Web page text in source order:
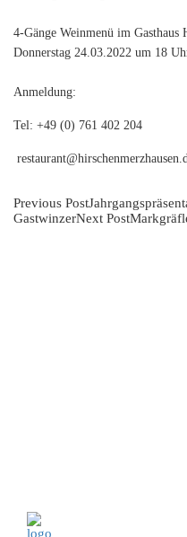
4-Gänge Weinmenü im Gasthaus
Donnerstag 24.03.2022 um 18
Anmeldung:
Tel: +49 (0) 761 402 204
Post
Previous Post
GastwinzerNext Post